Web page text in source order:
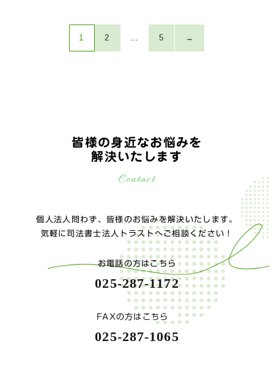
1 2 … 5 →
皆様の身近なお悩みを
解決いたします
Contact
個人法人問わず、皆様のお悩みを解決いたします。
気軽に司法書士法人トラストへご相談ください！
お電話の方はこちら
025-287-1172
FAXの方はこちら
025-287-1065